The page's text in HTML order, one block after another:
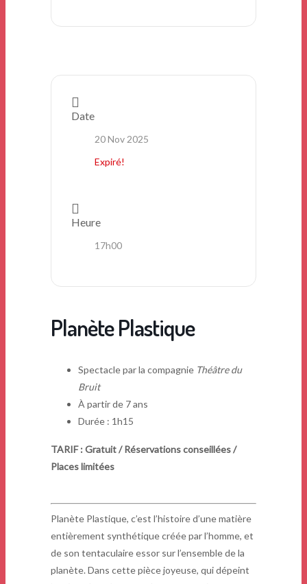
Date
20 Nov 2025
Expiré!
Heure
17h00
Planète Plastique
Spectacle par la compagnie Théâtre du
Bruit
À partir de 7 ans
Durée : 1h15
TARIF : Gratuit / Réservations conseillées /
Places limitées
Planète Plastique, c’est l’histoire d’une matière
entièrement synthétique créée par l’homme, et
de son tentaculaire essor sur l’ensemble de la
planète. Dans cette pièce joyeuse, qui dépeint